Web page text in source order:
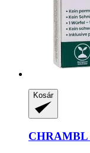
Kosár
CHRAMBL